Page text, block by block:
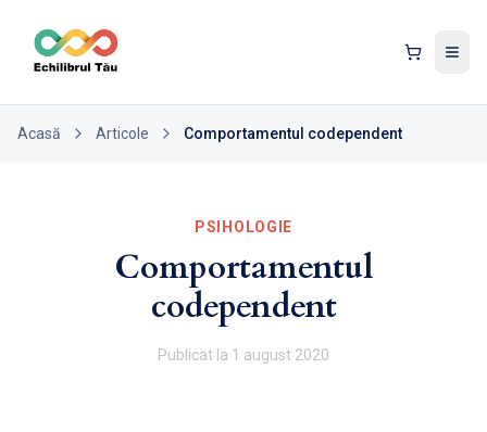
Acasă Articole Comportamentul codependent
PSIHOLOGIE
Comportamentul
codependent
Publicat la 1 august 2020